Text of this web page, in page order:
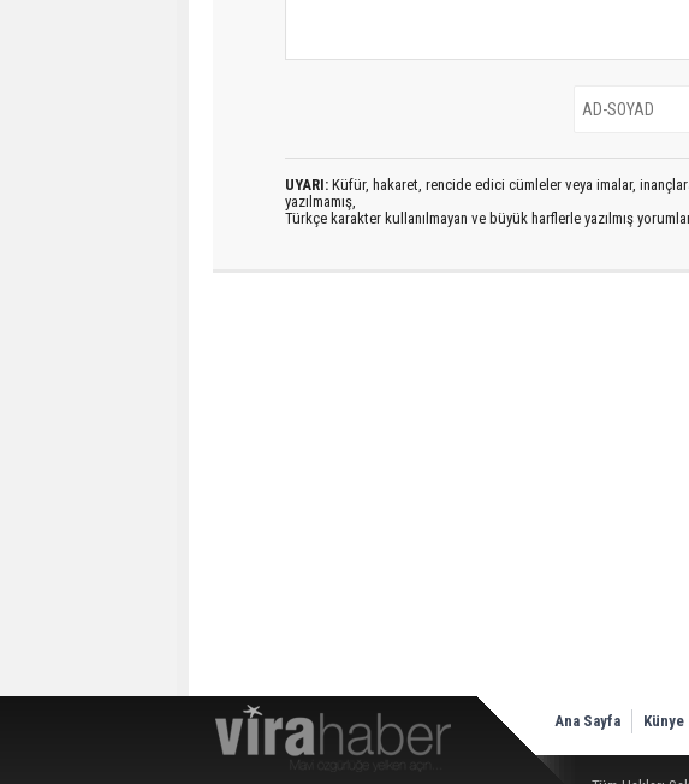
UYARI: Küfür, hakaret, rencide edici cümleler veya imalar,
yazılmamış,
Türkçe karakter kullanılmayan ve büyük harflerle yazılmış
Ana Sayfa Künye